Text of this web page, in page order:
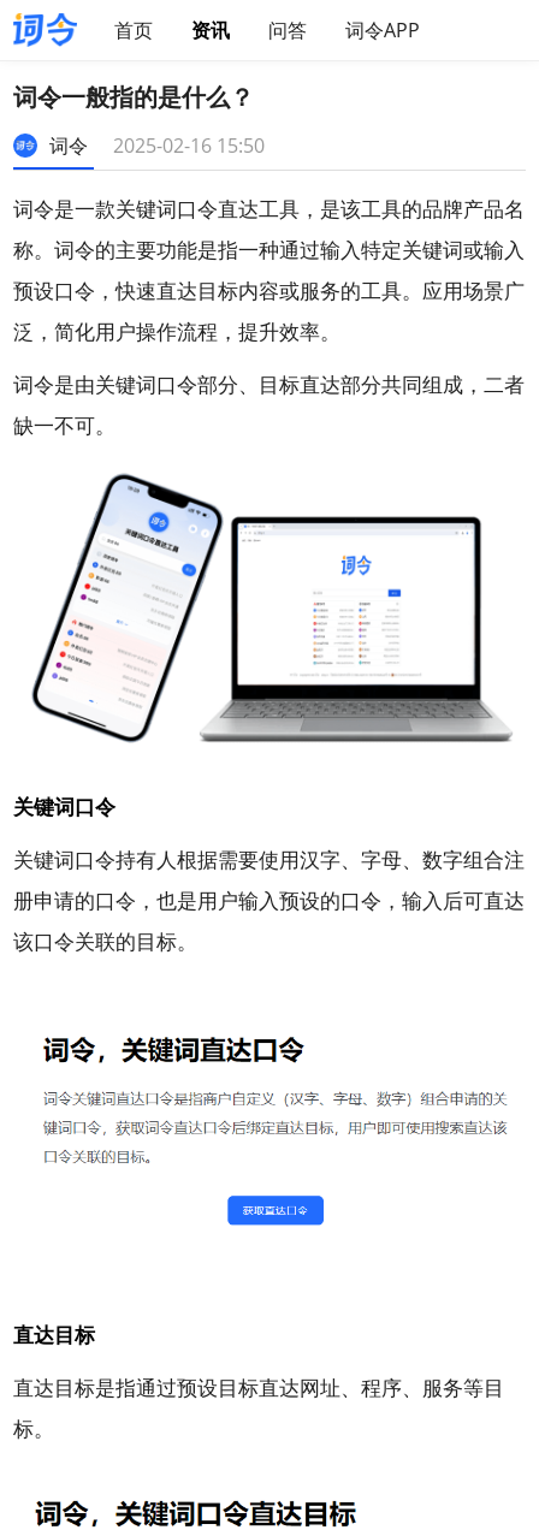
首页 资讯 问答 词令APP
词令一般指的是什么？
词令 2025-02-16 15:50
词令是一款关键词口令直达工具，是该工具的品牌产品名
称。词令的主要功能是指一种通过输入特定关键词或输入
预设口令，快速直达目标内容或服务的工具。应用场景广
泛，简化用户操作流程，提升效率。
词令是由关键词口令部分、目标直达部分共同组成，二者
缺一不可。
关键词口令
关键词口令持有人根据需要使用汉字、字母、数字组合注
册申请的口令，也是用户输入预设的口令，输入后可直达
该口令关联的目标。
直达目标
直达目标是指通过预设目标直达网址、程序、服务等目
标。